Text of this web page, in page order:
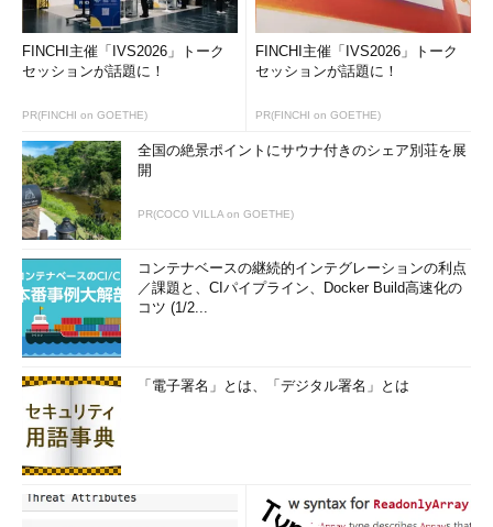
FINCHI主催「IVS2026」トーク
セッションが話題に！
PR(FINCHI on GOETHE)
FINCHI主催「IVS2026」トーク
セッションが話題に！
PR(FINCHI on GOETHE)
全国の絶景ポイントにサウナ付きのシェア別荘を展
開
PR(COCO VILLA on GOETHE)
コンテナベースの継続的インテグレーションの利点
／課題と、CIパイプライン、Docker Build高速化の
コツ (1/2...
「電子署名」とは、「デジタル署名」とは